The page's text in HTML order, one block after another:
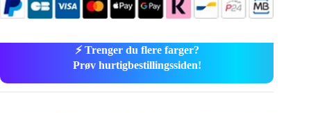
⚡ Trenger du flere farger?
Prøv hurtigbestillingssiden!